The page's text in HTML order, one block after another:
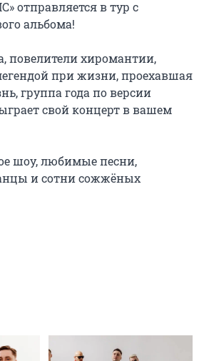
отправляется в тур с
альбома!
повелители хиромантии,
при жизни, проехавшая
группа года по версии
свой концерт в вашем
шоу, любимые песни,
и сотни сожжёных